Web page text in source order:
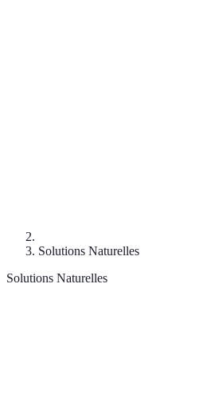
Solutions Naturelles
Solutions Naturelles